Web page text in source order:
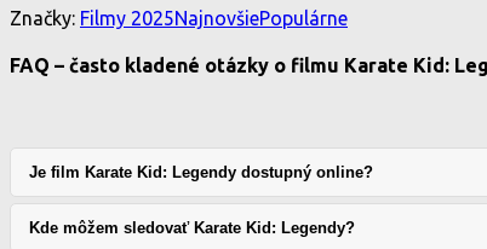
Značky: Filmy 2025NajnovšiePopulárne
FAQ – často kladené otázky o filmu Karate Kid:
Je film Karate Kid: Legendy dostupný online?
Kde môžem sledovať Karate Kid: Legendy?